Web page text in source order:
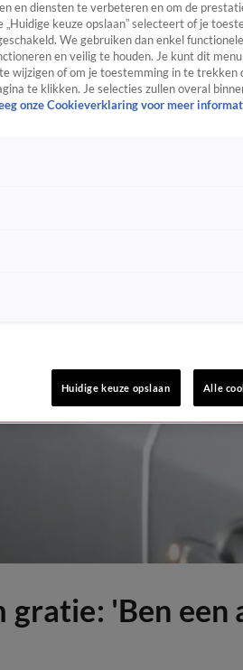
'Ben een
en diensten te verbeteren en om de
keuze opslaan” selecteert of je
We gebruiken dan enkel
en veilig te houden. Je kunt dit
wijzigen of om je toestemming in te trekken
te klikken. Je selecties zullen overal
onze Cookieverklaring voor meer
Huidige keuze opslaan Alle